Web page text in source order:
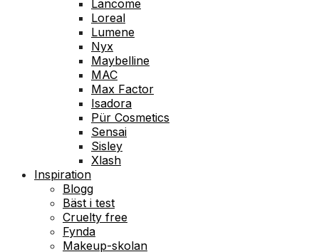
Lancome
Loreal
Lumene
Nyx
Maybelline
MAC
Max Factor
Isadora
Pür Cosmetics
Sensai
Sisley
Xlash
Inspiration
Blogg
Bäst i test
Cruelty free
Fynda
Makeup-skolan